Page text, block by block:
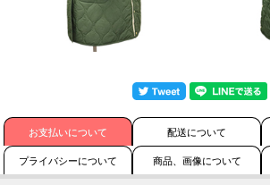
お支払いについて 配送について
プライバシーについて 商品、画像について